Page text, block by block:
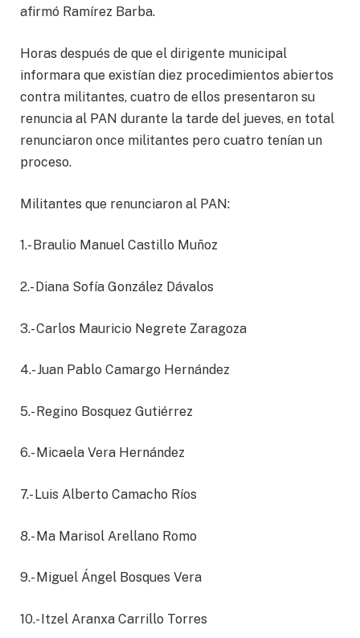
afirmó Ramírez Barba.
Horas después de que el dirigente municipal
informara que existían diez procedimientos abiertos
contra militantes, cuatro de ellos presentaron su
renuncia al PAN durante la tarde del jueves, en total
renunciaron once militantes pero cuatro tenían un
proceso.
Militantes que renunciaron al PAN:
1.- Braulio Manuel Castillo Muñoz
2.- Diana Sofía González Dávalos
3.- Carlos Mauricio Negrete Zaragoza
4.- Juan Pablo Camargo Hernández
5.- Regino Bosquez Gutiérrez
6.- Micaela Vera Hernández
7.- Luis Alberto Camacho Ríos
8.- Ma Marisol Arellano Romo
9.- Miguel Ángel Bosques Vera
10.- Itzel Aranxa Carrillo Torres